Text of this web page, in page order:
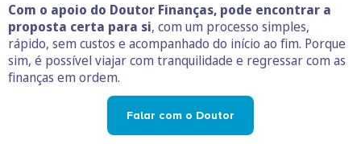
Com o apoio do Doutor Finanças, pode encontrar a
proposta certa para si, com um processo simples,
rápido, sem custos e acompanhado do início ao fim. Porque
sim, é possível viajar com tranquilidade e regressar com as
finanças em ordem.
Falar com o Doutor